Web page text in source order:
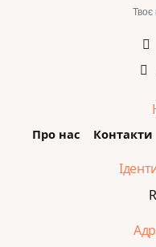
Твоє
Про нас Контакти